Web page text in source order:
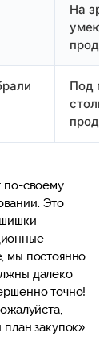
На
Под
по-своему.
Это
мы постоянно
далеко
точно!
закупок».